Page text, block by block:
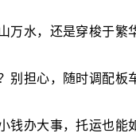
万水，还是穿梭于繁
别担心，随时调配板
钱办大事，托运也能